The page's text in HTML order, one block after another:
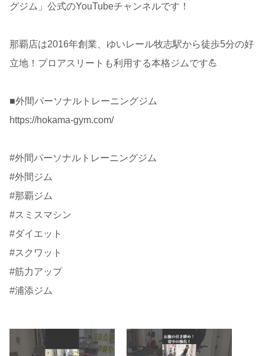
グジム」公式のYouTubeチャンネルです！
那覇店は2016年創業、ゆいレール牧志駅から徒歩5分の好
立地！プロアスリートも利用する本格ジムです💪
■外間パーソナルトレーニングジム
https://hokama-gym.com/
#外間パーソナルトレーニングジム
#外間ジム
#那覇ジム
#スミスマシン
#ダイエット
#スクワット
#筋力アップ
#浦添ジム